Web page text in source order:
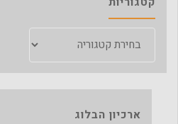
ארכיון הבלוג